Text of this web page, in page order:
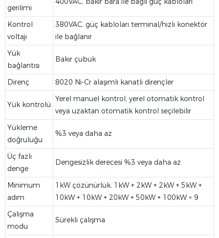
gerilimi
Kontrol
voltajı
380VAC, güç kabloları terminal/hızlı konektör
ile bağlanır
Yük
bağlantısı
Bakır çubuk
Direnç 8020 Ni-Cr alaşımlı kanatlı dirençler
Yük kontrolü
Yerel manuel kontrol, yerel otomatik kontrol
veya uzaktan otomatik kontrol seçilebilir
Yükleme
doğruluğu
%3 veya daha az
Üç fazlı
denge
Dengesizlik derecesi %3 veya daha az
Minimum
adım
1kW çözünürlük, 1kW + 2kW + 2kW + 5kW +
10kW + 10kW + 20kW + 50kW + 100kW × 9
Çalışma
modu
Sürekli çalışma